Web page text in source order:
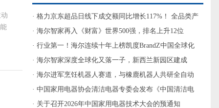
· 格力京东超品日线下成交额同比增长117%！ 全品类产
品实现全面增长
· 海尔智家再入《财富》世界500强，排名上升12位
· 行业第一！海尔连续十年上榜凯度BrandZ中国全球化
品牌50强
· 海尔智家深度全球化又落一子，新西兰新园区建成
· 海尔进军烹饪机器人赛道，与橡鹿机器人共研全自动
AI烹饪机器人CR3
· 中国家用电器协会清洁电器专委会发布《中国清洁电
器行业反虚假测评联合倡议书》
· 关于召开2026年中国家用电器技术大会的预通知